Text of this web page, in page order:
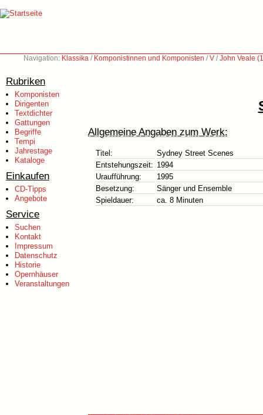
Navigation: Klassika / Komponistinnen und Komponisten /V /John Veale
Rubriken
Komponisten
Dirigenten
Textdichter
Gattungen
Begriffe
Tempi
Jahrestage
Kataloge
Einkaufen
CD-Tipps
Angebote
Service
Suchen
Kontakt
Impressum
Datenschutz
Historie
Opernhäuser
Veranstaltungen
Allgemeine Angaben zum Werk:
Titel:
Sydney Street Scenes
Entstehungszeit: 1994
Uraufführung:
1995
Besetzung:
Sänger und Ensemble
Spieldauer:
ca. 8 Minuten